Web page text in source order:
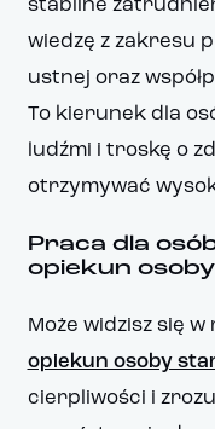
stabilne
wiedzę z zakresu
ustnej oraz
To kierunek dla
ludźmi i troskę o
otrzymywać
Praca dla
opiekun
Może widzisz się
opiekun osoby
cierpliwości i